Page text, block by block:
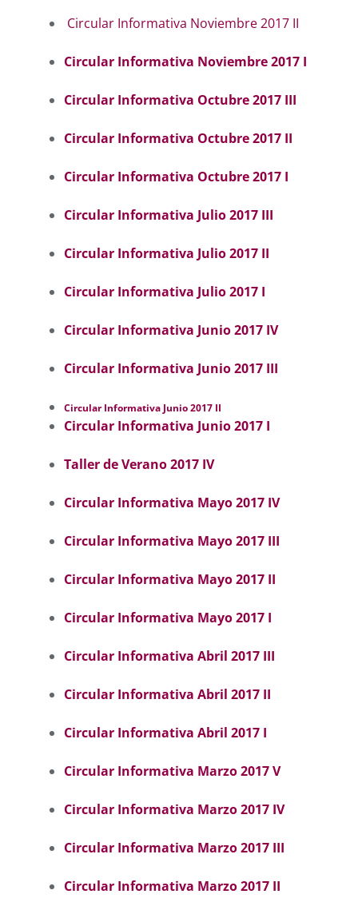
Circular Informativa Noviembre 2017 II
Circular Informativa Noviembre 2017 I
Circular Informativa Octubre 2017 III
Circular Informativa Octubre 2017 II
Circular Informativa Octubre 2017 I
Circular Informativa Julio 2017 III
Circular Informativa Julio 2017 II
Circular Informativa Julio 2017 I
Circular Informativa Junio 2017 IV
Circular Informativa Junio 2017 III
Circular Informativa Junio 2017 II
Circular Informativa Junio 2017 I
Taller de Verano 2017 IV
Circular Informativa Mayo 2017 IV
Circular Informativa Mayo 2017 III
Circular Informativa Mayo 2017 II
Circular Informativa Mayo 2017 I
Circular Informativa Abril 2017 III
Circular Informativa Abril 2017 II
Circular Informativa Abril 2017 I
Circular Informativa Marzo 2017 V
Circular Informativa Marzo 2017 IV
Circular Informativa Marzo 2017 III
Circular Informativa Marzo 2017 II